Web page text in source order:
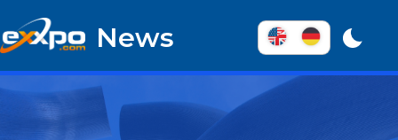
zum
Inhalt
News